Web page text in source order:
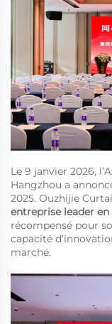
Le 9 janvier 2026,
Hangzhou a
2025. Ouzhijie
entreprise leader
récompensé pour
capacité
marché.